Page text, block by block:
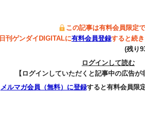
この記事は有料会員限定で
日刊ゲンダイDIGITALに有料会員登録すると続
(残り
ログインして読む
【ログインしていただくと記事中の広告が
メルマガ会員（無料）に登録すると有料会員限